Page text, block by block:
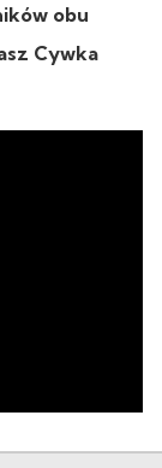
obu
Cywka